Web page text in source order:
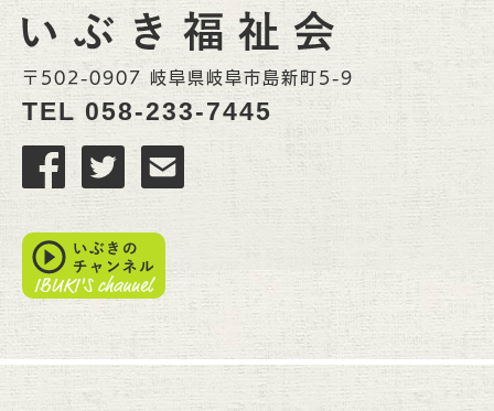
〒502-0907 岐阜県岐阜市島新町5-9
TEL 058-233-7445